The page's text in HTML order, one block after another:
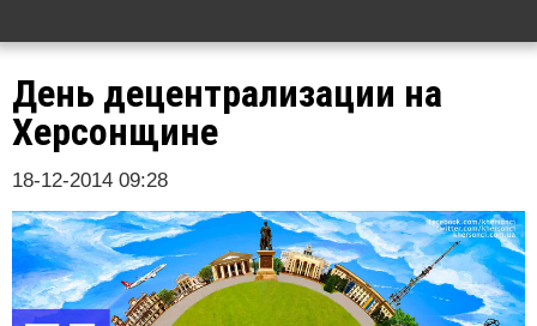
День децентрализации на
Херсонщине
18-12-2014 09:28